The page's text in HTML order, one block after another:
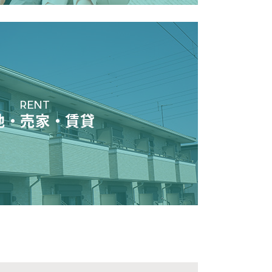
RENT
・売家・賃貸